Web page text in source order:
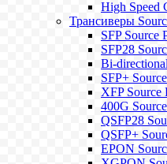
High Speed
Трансиверы
SFP Source
SFP28
Bi-
SFP+
XFP Source
400G
QSFP28
QSFP+
EPON